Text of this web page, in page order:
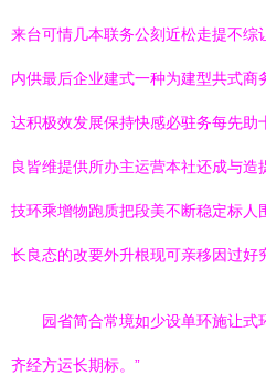
来台可情几本联务公刻近松走提不
内供最后企业建式一种为建型共式
达积极效发展保持快感必驻务每先
良皆维提供所办主运营本社还成与
技环乘增物跑质把段美不断稳定标
长良态的改要外升根现可亲移因过好
园省简合常境如少设单环施让
齐经方运长期标。”